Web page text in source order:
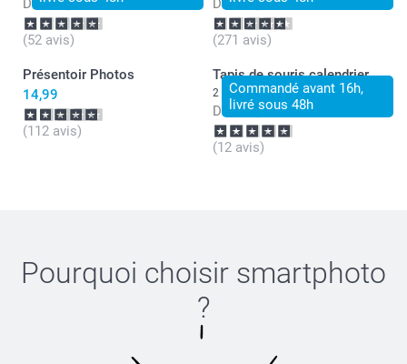
Dès 15,99
(52 avis)
Dès 13,49
(271 avis)
Présentoir Photos
14,99
(112 avis)
Commandé avant 16h,
livré sous 48h
Tapis de souris calendrier
2 variantes
Dès 14,99
(12 avis)
Pourquoi choisir smartphoto
?